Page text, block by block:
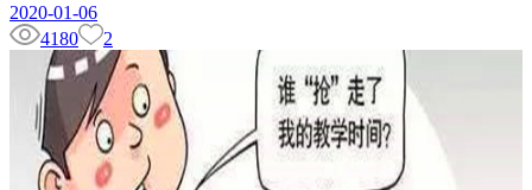
2020-01-06
4180
2